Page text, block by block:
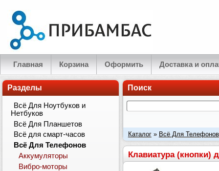
Главная Корзина Оформить Доставка и
Поиск
Каталог» Всё Для Телефонов
Клавиатура (кнопки)
Разделы
Всё Для Ноутбуков и
Нетбуков
Всё Для Планшетов
Всё для смарт-часов
Всё Для Телефонов
Аккумуляторы
Вибро-моторы